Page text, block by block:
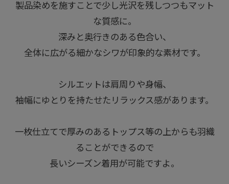
製品染めを施すことで少し光沢を残しつつもマット
な質感に。
深みと奥行きのある色合い、
全体に広がる細かなシワが印象的な素材です。
シルエットは肩周りや身幅、
袖幅にゆとりを持たせたリラックス感があります。
一枚仕立てで厚みのあるトップス等の上からも羽織
ることができるので
長いシーズン着用が可能ですよ。